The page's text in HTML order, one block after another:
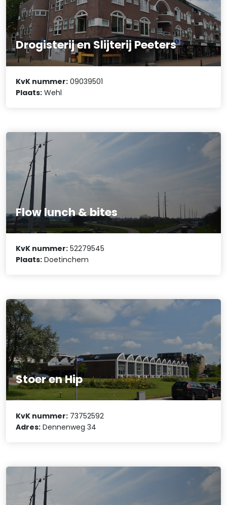
Drogisterij en Slijterij Peeters
KvK nummer: 09039501
Plaats: Wehl
Flow lunch & bites
KvK nummer: 52279545
Plaats: Doetinchem
Stoer en Hip
KvK nummer: 73752592
Adres: Dennenweg 34